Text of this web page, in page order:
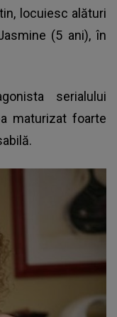
locuiesc alături
(5 ani), în
serialului
maturizat foarte